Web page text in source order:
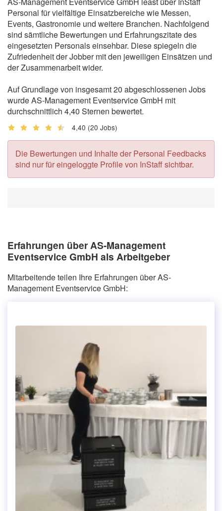
Personal für vielfältige Einsatzbereiche wie Messen,
Events, Gastronomie und weitere Branchen. Nachfolgend
sind sämtliche Bewertungen und Erfahrungszitate des
eingesetzten Personals einsehbar. Diese spiegeln die
Zufriedenheit der Jobber mit den jeweiligen Einsätzen und
der Zusammenarbeit wider.
Auf Grundlage von insgesamt 20 abgeschlossenen Jobs
wurde AS-Management Eventservice GmbH mit
durchschnittlich 4,40 Sternen bewertet.
4,40 (20 Jobs)
Die Bewertungen und Inhalte der Personal Feedbacks
sind nur für eingeloggte Profile von InStaff sichtbar.
Erfahrungen über AS-Management
Eventservice GmbH als Arbeitgeber
Mitarbeitende teilen Ihre Erfahrungen über AS-
Management Eventservice GmbH: